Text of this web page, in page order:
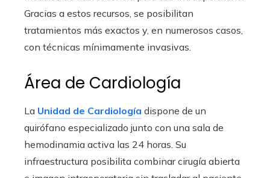
Gracias a estos recursos, se posibilitan
tratamientos más exactos y, en numerosos casos,
con técnicas mínimamente invasivas.
Área de Cardiología
La Unidad de Cardiología dispone de un
quirófano especializado junto con una sala de
hemodinamia activa las 24 horas. Su
infraestructura posibilita combinar cirugía abierta